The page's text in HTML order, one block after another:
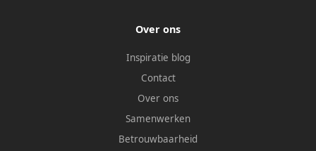
Over ons
Inspiratie blog
Contact
Over ons
Samenwerken
Betrouwbaarheid